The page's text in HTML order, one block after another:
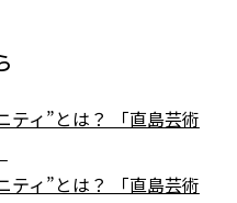
ティ”とは？ 「直島芸術
ティ”とは？ 「直島芸術